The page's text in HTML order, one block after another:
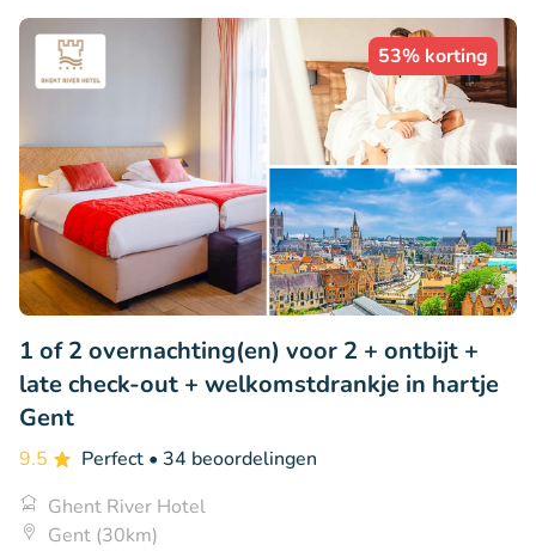
53% korting
1 of 2 overnachting(en) voor 2 + ontbijt +
late check-out + welkomstdrankje in hartje
Gent
9.5 Perfect • 34 beoordelingen
Ghent River Hotel
Gent (30km)